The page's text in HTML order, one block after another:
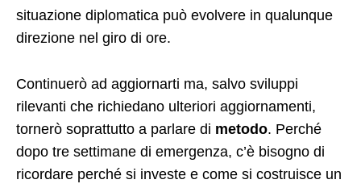
situazione diplomatica può evolvere in qualunque
direzione nel giro di ore.
Continuerò ad aggiornarti ma, salvo sviluppi
rilevanti che richiedano ulteriori aggiornamenti,
tornerò soprattutto a parlare di metodo. Perché
dopo tre settimane di emergenza, c’è bisogno di
ricordare perché si investe e come si costruisce un